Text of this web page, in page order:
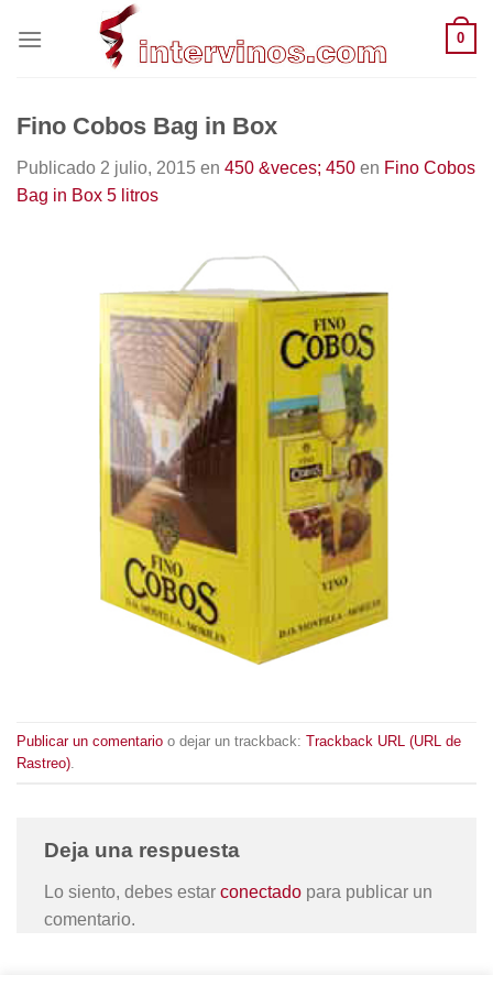
0
Fino Cobos Bag in Box
Publicado 2 julio, 2015 en 450 &veces; 450 en Fino Cobos
Bag in Box 5 litros
Publicar un comentario o dejar un trackback: Trackback URL (URL de
Rastreo)
Deja una respuesta
Lo siento, debes estar conectado para publicar un
comentario.